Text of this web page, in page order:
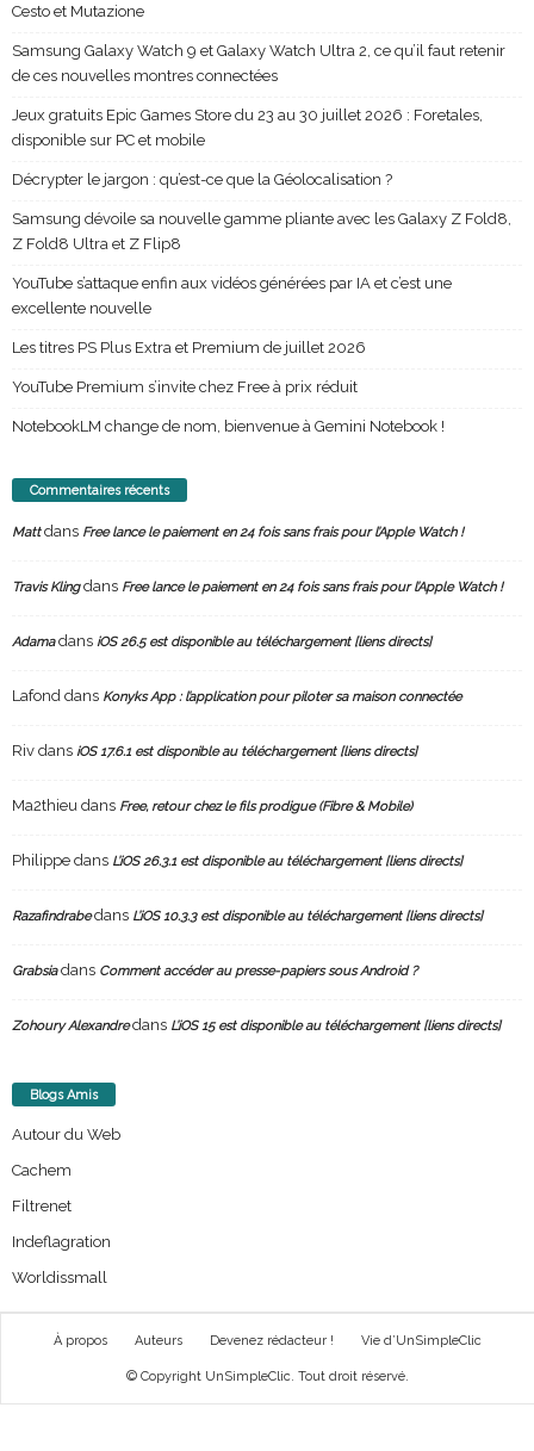
Cesto et Mutazione
Samsung Galaxy Watch 9 et Galaxy Watch Ultra 2, ce qu’il faut retenir
de ces nouvelles montres connectées
Jeux gratuits Epic Games Store du 23 au 30 juillet 2026 : Foretales,
disponible sur PC et mobile
Décrypter le jargon : qu’est-ce que la Géolocalisation ?
Samsung dévoile sa nouvelle gamme pliante avec les Galaxy Z Fold8,
Z Fold8 Ultra et Z Flip8
YouTube s’attaque enfin aux vidéos générées par IA et c’est une
excellente nouvelle
Les titres PS Plus Extra et Premium de juillet 2026
YouTube Premium s’invite chez Free à prix réduit
NotebookLM change de nom, bienvenue à Gemini Notebook !
Commentaires récents
Mattdans Free lance le paiement en 24 fois sans frais pour l’Apple Watch !
Travis Klingdans Free lance le paiement en 24 fois sans frais pour l’Apple Watch !
Adamadans iOS 26.5 est disponible au téléchargement [liens directs]
Lafond dans Konyks App : l’application pour piloter sa maison connectée
Riv dans iOS 17.6.1 est disponible au téléchargement [liens directs]
Ma2thieu dans Free, retour chez le fils prodigue (Fibre & Mobile)
Philippe dans L’iOS 26.3.1 est disponible au téléchargement [liens directs]
Razafindrabedans L’iOS 10.3.3 est disponible au téléchargement [liens directs]
Grabsiadans Comment accéder au presse-papiers sous Android ?
Zohoury Alexandredans L’iOS 15 est disponible au téléchargement [liens directs]
Blogs Amis
Autour du Web
Cachem
Filtrenet
Indeflagration
Worldissmall
À propos Auteurs Devenez rédacteur ! Vie d’UnSimpleClic
© Copyright UnSimpleClic. Tout droit réservé.